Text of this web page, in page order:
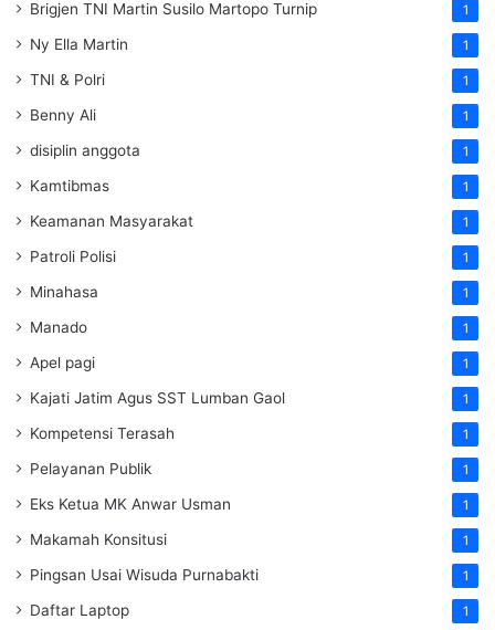
Brigjen TNI Martin Susilo Martopo Turnip 1
Ny Ella Martin 1
TNI & Polri 1
Benny Ali 1
disiplin anggota 1
Kamtibmas 1
Keamanan Masyarakat 1
Patroli Polisi 1
Minahasa 1
Manado 1
Apel pagi 1
Kajati Jatim Agus SST Lumban Gaol 1
Kompetensi Terasah 1
Pelayanan Publik 1
Eks Ketua MK Anwar Usman 1
Makamah Konsitusi 1
Pingsan Usai Wisuda Purnabakti 1
Daftar Laptop 1